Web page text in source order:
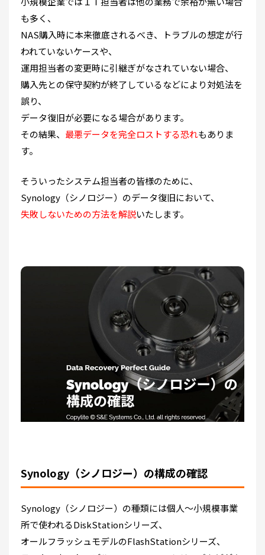
も多く、
NAS購入時に本来徹底されるべき、トラブルの想定が行
われていないケースや、
運用担当者の変更時に引継ぎがなされていない場合、
購入先との保守契約が終了しているなどにより対処法を
誤り、
データ復旧が必要になる場合があります。
その結果、 最悪データを完全ロストする恐れもありま
す。
そういったシステム担当者の皆様のために、
Synology（シノロジー）のデータ復旧において、
失敗しないための方法を解説いたします。
Synology（シノロジー）の構成の確認
Synology（シノロジー）の種類には個人～小規模事業
所で使われるDiskStationシリーズ、
オールフラッシュモデルのFlashStationシリーズ、